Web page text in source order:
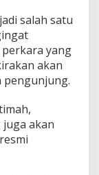
salah satu
yang
akan
pengunjung.
akan